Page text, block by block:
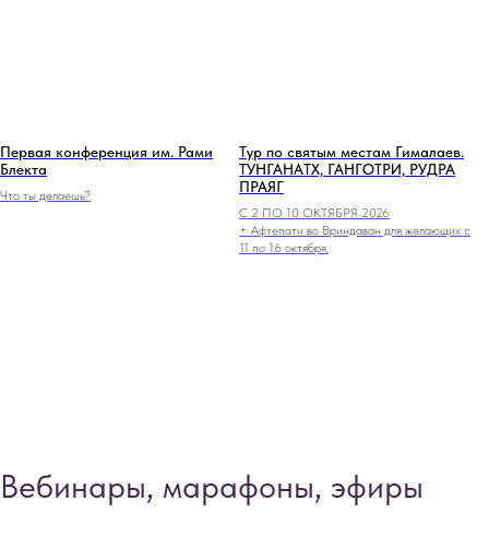
Первая конференция им. Рами
Блекта
Что ты делаешь?
Тур по святым местам Гималаев.
ТУНГАНАТХ, ГАНГОТРИ, РУДРА
ПРАЯГ
С 2 ПО 10 ОКТЯБРЯ 2026
+ Афтепати во Вриндаван для желающих с
11 по 16 октября.
Вебинары, марафоны, эфиры